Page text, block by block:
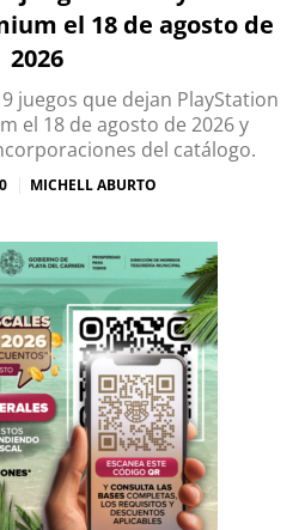
el 18 de agosto de
2026
juegos que dejan PlayStation
el 18 de agosto de 2026 y
del catálogo.
MICHELL ABURTO